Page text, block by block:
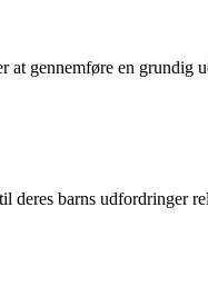
at gennemføre en grundig
deres barns udfordringer